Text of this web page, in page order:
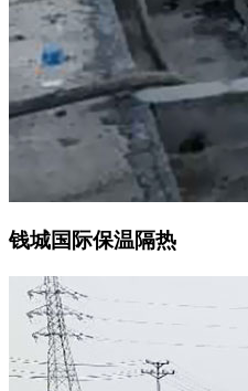
钱城国际保温隔热